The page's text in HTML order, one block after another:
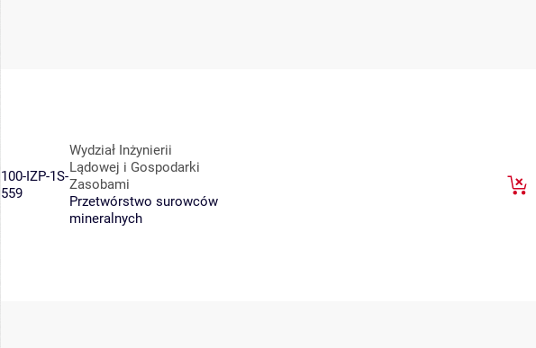
100-IZP-1S-
559
Wydział Inżynierii
Lądowej i Gospodarki
Zasobami
Przetwórstwo surowców
mineralnych